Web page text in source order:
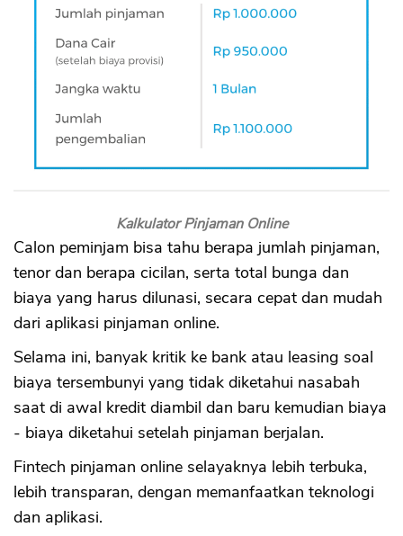
Kalkulator Pinjaman Online
Calon peminjam bisa tahu berapa jumlah pinjaman,
tenor dan berapa cicilan, serta total bunga dan
biaya yang harus dilunasi, secara cepat dan mudah
dari aplikasi pinjaman online.
Selama ini, banyak kritik ke bank atau leasing soal
biaya tersembunyi yang tidak diketahui nasabah
saat di awal kredit diambil dan baru kemudian biaya
- biaya diketahui setelah pinjaman berjalan.
Fintech pinjaman online selayaknya lebih terbuka,
lebih transparan, dengan memanfaatkan teknologi
dan aplikasi.